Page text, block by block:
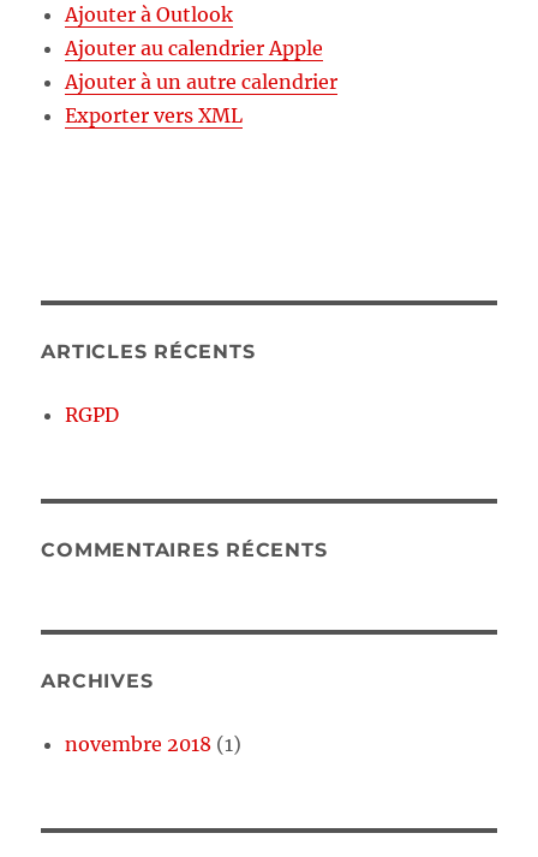
Ajouter à Outlook
Ajouter au calendrier Apple
Ajouter à un autre calendrier
Exporter vers XML
ARTICLES RÉCENTS
RGPD
COMMENTAIRES RÉCENTS
ARCHIVES
novembre 2018 (1)